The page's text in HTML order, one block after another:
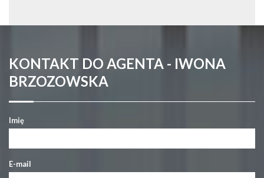
KONTAKT DO AGENTA - IWONA
BRZOZOWSKA
Imię
E-mail